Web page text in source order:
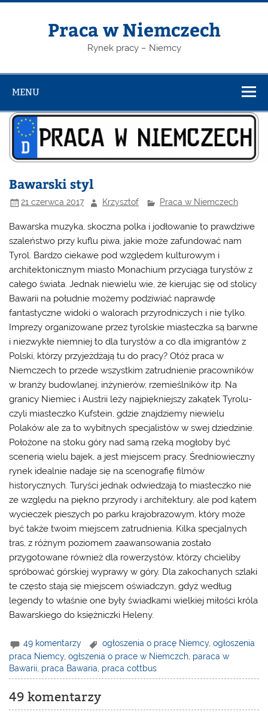
Skip
Praca w Niemczech
Rynek pracy – Niemcy
MENU
Bawarski styl
21 czerwca 2017 Krzysztof Praca w Niemczech
Bawarska muzyka, skoczna polka i jodłowanie to prawdziwe
szaleństwo przy kuflu piwa, jakie może zafundować nam
Tyrol. Bardzo ciekawe pod względem kulturowym i
architektonicznym miasto Monachium przyciąga turystów z
całego świata. Jednak niewielu wie, że kierując się od stolicy
Bawarii na południe możemy podziwiać naprawdę
fantastyczne widoki o walorach przyrodniczych i nie tylko.
Imprezy organizowane przez tyrolskie miasteczka są barwne
i niezwykłe niemniej to dla turystów a co dla imigrantów z
Polski, którzy przyjeżdżają tu do pracy? Otóż praca w
Niemczech to przede wszystkim zatrudnienie pracowników
w branży budowlanej, inżynierów, rzemieślników itp. Na
granicy Niemiec i Austrii leży najpiękniejszy zakątek Tyrolu-
czyli miasteczko Kufstein, gdzie znajdziemy niewielu
Polaków ale za to wybitnych specjalistów w swej dziedzinie.
Położone na stoku góry nad samą rzeką mogłoby być
scenerią wielu bajek, a jest miejscem pracy. Średniowieczny
rynek idealnie nadaje się na scenografię filmów
historycznych. Turyści jednak odwiedzają to miasteczko nie
ze względu na piękno przyrody i architektury, ale pod kątem
wycieczek pieszych po parku krajobrazowym, który może
być także twoim miejscem zatrudnienia. Kilka specjalnych
tras, z różnym poziomem zaawansowania zostało
przygotowane również dla rowerzystów, którzy chcieliby
spróbować górskiej wyprawy w góry. Dla zakochanych szlaki
te często stają się miejscem oświadczyn, gdyż według
legendy to właśnie one były świadkami wielkiej miłości króla
Bawarskiego do księżniczki Heleny.
49 komentarzy ogłoszenia o pracę Niemcy,ogłoszenia
praca Niemcy,ogłszenia o prace w Niemczch paraca w
Bawarii praca Bawaria praca cottbus
49 komentarzy